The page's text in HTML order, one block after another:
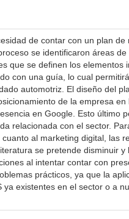
de contar con un plan
se identificaron áreas
que se definen los elementos
con una guía, lo cual
automotriz. El diseño del
de la empresa
en Google. Esto último
relacionada con el sector.
al marketing digital, las
se pretende disminuir
al intentar contar con
prácticos, ya que la
ya existentes en el sector o a